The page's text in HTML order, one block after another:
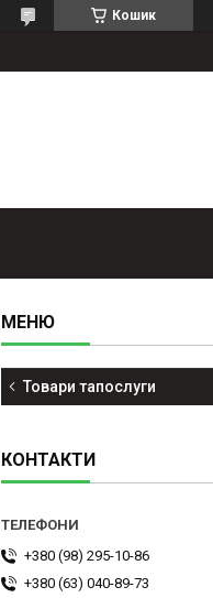
Кошик
Товари тапослуги
КОНТАКТИ
+380 (98) 295-10-86
+380 (63) 040-89-73